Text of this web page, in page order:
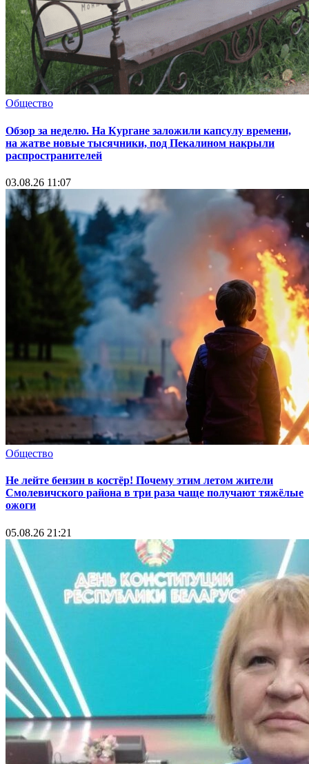
Общество
Обзор за неделю. На Кургане заложили капсулу времени,
на жатве новые тысячники, под Пекалином накрыли
распространителей
03.08.26 11:07
Общество
Не лейте бензин в костёр! Почему этим летом жители
Смолевичского района в три раза чаще получают тяжёлые
ожоги
05.08.26 21:21